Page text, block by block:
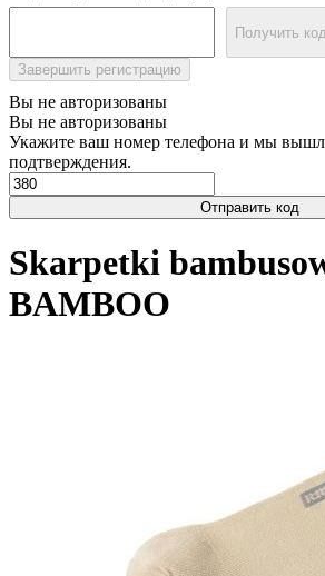
Получить код
Завершить регистрацию
Вы не авторизованы
Вы не авторизованы
Укажите ваш номер телефона и мы
подтверждения.
Отправить код
Skarpetki
BAMBOO